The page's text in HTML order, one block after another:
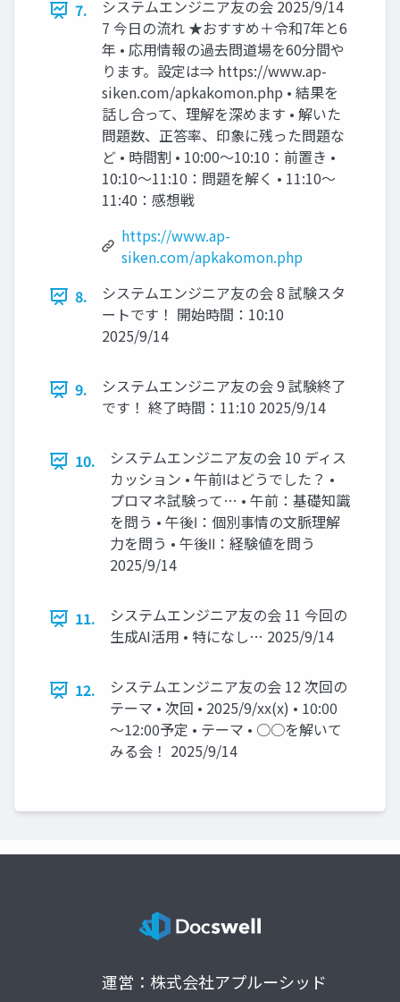
7.
システムエンジニア友の会 2025/9/14
7 今日の流れ ★おすすめ＋令和7年と6
年 • 応用情報の過去問道場を60分間や
ります。設定は⇒ https://www.ap-
siken.com/apkakomon.php • 結果を
話し合って、理解を深めます • 解いた
問題数、正答率、印象に残った問題な
ど • 時間割 • 10:00～10:10：前置き •
10:10～11:10：問題を解く • 11:10～
11:40：感想戦
https://www.ap-
siken.com/apkakomon.php
8.
システムエンジニア友の会 8 試験スタ
ートです！ 開始時間：10:10
2025/9/14
9.
システムエンジニア友の会 9 試験終了
です！ 終了時間：11:10 2025/9/14
10.
システムエンジニア友の会 10 ディス
カッション • 午前Ⅰはどうでした？ •
プロマネ試験って… • 午前：基礎知識
を問う • 午後Ⅰ：個別事情の文脈理解
力を問う • 午後Ⅱ：経験値を問う
2025/9/14
11.
システムエンジニア友の会 11 今回の
生成AI活用 • 特になし… 2025/9/14
12.
システムエンジニア友の会 12 次回の
テーマ • 次回 • 2025/9/xx(x) • 10:00
～12:00予定 • テーマ • ○○を解いて
みる会！ 2025/9/14
運営：株式会社アプルーシッド